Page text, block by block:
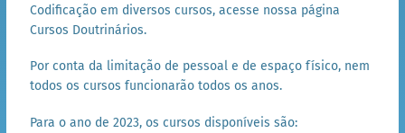
Codificação em diversos cursos, acesse nossa página
Cursos Doutrinários.
Por conta da limitação de pessoal e de espaço físico, nem
todos os cursos funcionarão todos os anos.
Para o ano de 2023, os cursos disponíveis são: